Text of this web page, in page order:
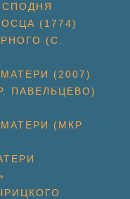
(1774)
(С.
(2007)
ПАВЕЛЬЦЕВО)
(МКР.